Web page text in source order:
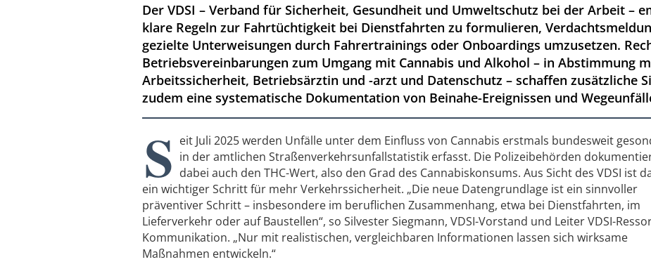
Der VDSI – Verband für Sicherheit, Gesundheit und Umweltschutz bei der Arbeit –
klare Regeln zur Fahrtüchtigkeit bei Dienstfahrten zu formulieren,
gezielte Unterweisungen durch Fahrertrainings oder Onboardings umzusetzen.
Betriebsvereinbarungen zum Umgang mit Cannabis und Alkohol – in Abstimmung
Arbeitssicherheit, Betriebsärztin und -arzt und Datenschutz – schaffen zusätzliche
zudem eine systematische Dokumentation von Beinahe-Ereignissen und
S eit Juli 2025 werden Unfälle unter dem Einfluss von Cannabis erstmals bundesweit
in der amtlichen Straßenverkehrsunfallstatistik erfasst. Die Polizeibehörden
dabei auch den THC-Wert, also den Grad des Cannabiskonsums. Aus Sicht des VDSI ist
ein wichtiger Schritt für mehr Verkehrssicherheit. „Die neue Datengrundlage ist ein sinnvoller
präventiver Schritt – insbesondere im beruflichen Zusammenhang, etwa bei Dienstfahrten, im
Lieferverkehr oder auf Baustellen“, so Silvester Siegmann, VDSI-Vorstand und Leiter VDSI-
Kommunikation. „Nur mit realistischen, vergleichbaren Informationen lassen sich wirksame
Maßnahmen entwickeln.“